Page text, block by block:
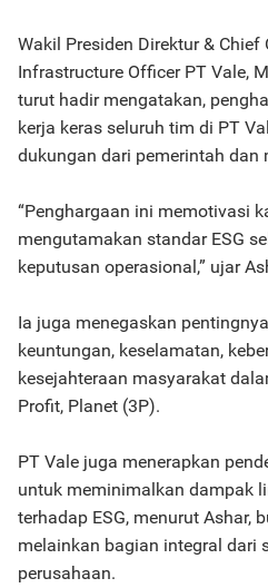
Wakil Presiden Direktur & Chief
Infrastructure Officer PT Vale,
turut hadir mengatakan,
kerja keras seluruh tim di PT
dukungan dari pemerintah dan
“Penghargaan ini memotivasi
mengutamakan standar ESG
keputusan operasional,” ujar
Ia juga menegaskan
keuntungan, keselamatan,
kesejahteraan masyarakat
Profit, Planet (3P).
PT Vale juga menerapkan
untuk meminimalkan dampak
terhadap ESG, menurut Ashar,
melainkan bagian integral dari
perusahaan.